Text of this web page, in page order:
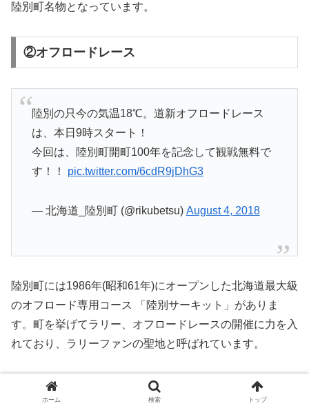
陸別町名物となっています。
②オフロードレース
陸別の只今の気温18℃。道新オフロードレース
は、本日9時スタート！
今回は、陸別町開町100年を記念して観戦無料で
す！！ pic.twitter.com/6cdR9jDhG3
— 北海道_陸別町 (@rikubetsu) August 4, 2018
陸別町には1986年(昭和61年)にオープンした北海道最大級
のオフロード専用コース 「陸別サーキット」がありま
す。町を挙げてラリー、オフロードレースの開催に力を入
れており、ラリーファンの聖地と呼ばれています。
現在ではＡＰＲＣ・ラリー北海道や北海道シリーズ戦の会
場となっていて、春から秋にかけていくつものレースが開
ホーム 検索 トップ